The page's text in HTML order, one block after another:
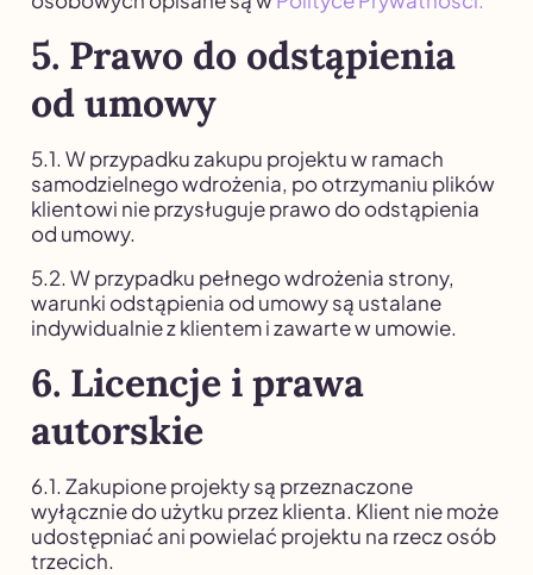
5. Prawo do odstąpienia
od umowy
5.1. W przypadku zakupu projektu w ramach
samodzielnego wdrożenia, po otrzymaniu plików
klientowi nie przysługuje prawo do odstąpienia
od umowy.
5.2. W przypadku pełnego wdrożenia strony,
warunki odstąpienia od umowy są ustalane
indywidualnie z klientem i zawarte w umowie.
6. Licencje i prawa
autorskie
6.1. Zakupione projekty są przeznaczone
wyłącznie do użytku przez klienta. Klient nie może
udostępniać ani powielać projektu na rzecz osób
trzecich.